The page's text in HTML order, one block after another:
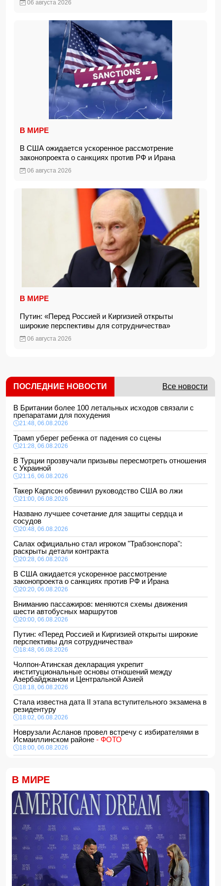
06 августа 2026
В МИРЕ
В США ожидается ускоренное рассмотрение
законопроекта о санкциях против РФ и Ирана
06 августа 2026
В МИРЕ
Путин: «Перед Россией и Киргизией открыты
широкие перспективы для сотрудничества»
06 августа 2026
ПОСЛЕДНИЕ НОВОСТИ Все новости
В Британии более 100 летальных исходов связали с
препаратами для похудения
21:48, 06.08.2026
Трамп уберег ребенка от падения со сцены
21:28, 06.08.2026
В Турции прозвучали призывы пересмотреть отношения
с Украиной
21:16, 06.08.2026
Такер Карлсон обвинил руководство США во лжи
21:00, 06.08.2026
Названо лучшее сочетание для защиты сердца и
сосудов
20:48, 06.08.2026
Салах официально стал игроком "Трабзонспора":
раскрыты детали контракта
20:28, 06.08.2026
В США ожидается ускоренное рассмотрение
законопроекта о санкциях против РФ и Ирана
20:20, 06.08.2026
Вниманию пассажиров: меняются схемы движения
шести автобусных маршрутов
20:00, 06.08.2026
Путин: «Перед Россией и Киргизией открыты широкие
перспективы для сотрудничества»
18:48, 06.08.2026
Чолпон-Атинская декларация укрепит
институциональные основы отношений между
Азербайджаном и Центральной Азией
18:18, 06.08.2026
Стала известна дата II этапа вступительного экзамена в
резидентуру
18:02, 06.08.2026
Новрузали Асланов провел встречу с избирателями в
Исмаиллинском районе - ФОТО
18:00, 06.08.2026
16:48, 06.08.2026
Джейхун Байрамов и Андрей Сибига проводят встречу в
Киеве
16:28, 06.08.2026
Гави покрасил волосы в розовый цвет в честь победы
Испании на ЧМ-2026
16:16, 06.08.2026
США сняли санкции с авиакомпании, обвинявшейся в
перевозке оружия для КСИР
16:00, 06.08.2026
Администрация Трампа вернула импортерам около 100
В МИРЕ